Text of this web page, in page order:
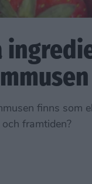
finns som
framtiden?